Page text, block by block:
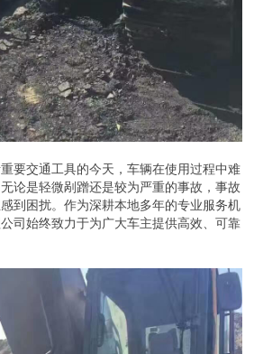
要交通工具的今天，车辆在使用过程中难
论是轻微剐蹭还是较为严重的事故，事故
到困扰。作为深耕本地多年的专业服务机
司始终致力于为广大车主提供高效、可靠